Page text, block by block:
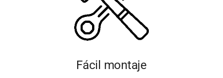
Fácil montaje